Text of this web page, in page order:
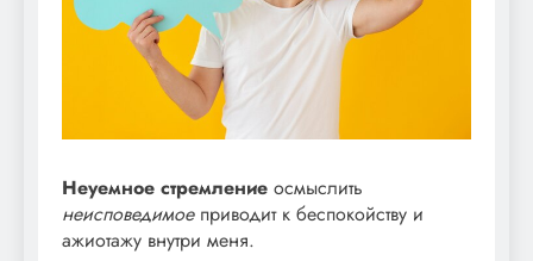
Неуемное стремление осмыслить
неисповедимоеприводит к беспокойству и
ажиотажу внутри меня.